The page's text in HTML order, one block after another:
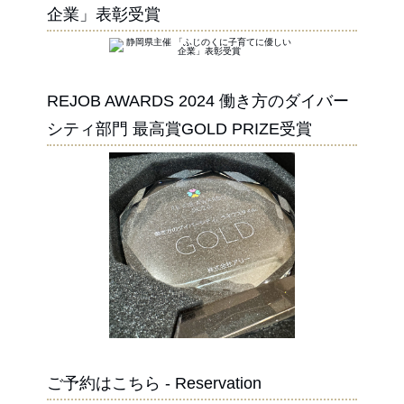
企業」表彰受賞
REJOB AWARDS 2024 働き方のダイバー
シティ部門 最高賞GOLD PRIZE受賞
ご予約はこちら - Reservation